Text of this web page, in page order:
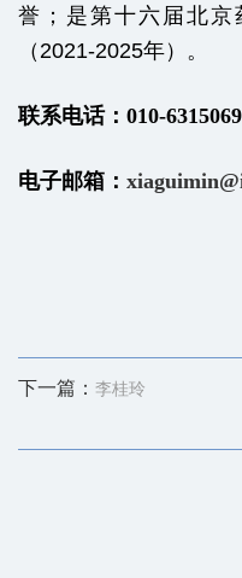
誉；是第十六届北京
（2021-2025年）。
联系电话： 010-
电子邮箱：
下一篇： 李桂玲